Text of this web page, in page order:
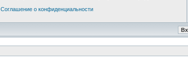
Соглашение о конфиденциальности